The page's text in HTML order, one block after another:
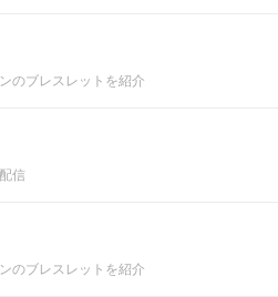
のブレスレットを紹介
信
のブレスレットを紹介